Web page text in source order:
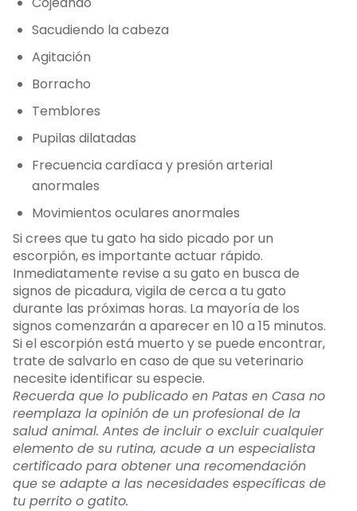
Sacudiendo la cabeza
Agitación
Borracho
Temblores
Pupilas dilatadas
Frecuencia cardíaca y presión arterial
anormales
Movimientos oculares anormales
Si crees que tu gato ha sido picado por un
escorpión, es importante actuar rápido.
Inmediatamente revise a su gato en busca de
signos de picadura, vigila de cerca a tu gato
durante las próximas horas. La mayoría de los
signos comenzarán a aparecer en 10 a 15 minutos.
Si el escorpión está muerto y se puede encontrar,
trate de salvarlo en caso de que su veterinario
necesite identificar su especie.
Recuerda que lo publicado en Patas en Casa no
reemplaza la opinión de un profesional de la
salud animal. Antes de incluir o excluir cualquier
elemento de su rutina, acude a un especialista
certificado para obtener una recomendación
que se adapte a las necesidades específicas de
tu perrito o gatito.